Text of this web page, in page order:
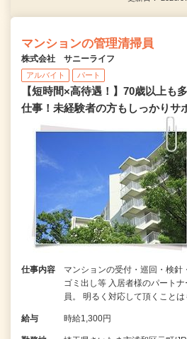
マンションの管理清掃員
株式会社 サニーライフ
アルバイト パート
【短時間×高待遇！】70歳以上も
仕事！未経験者の方もしっかり
仕事内容
マンションの受付・巡回・検針
ゴミ出し等 入居者様のパート
員。 明るく対応して頂くこと
給与 時給1,300円